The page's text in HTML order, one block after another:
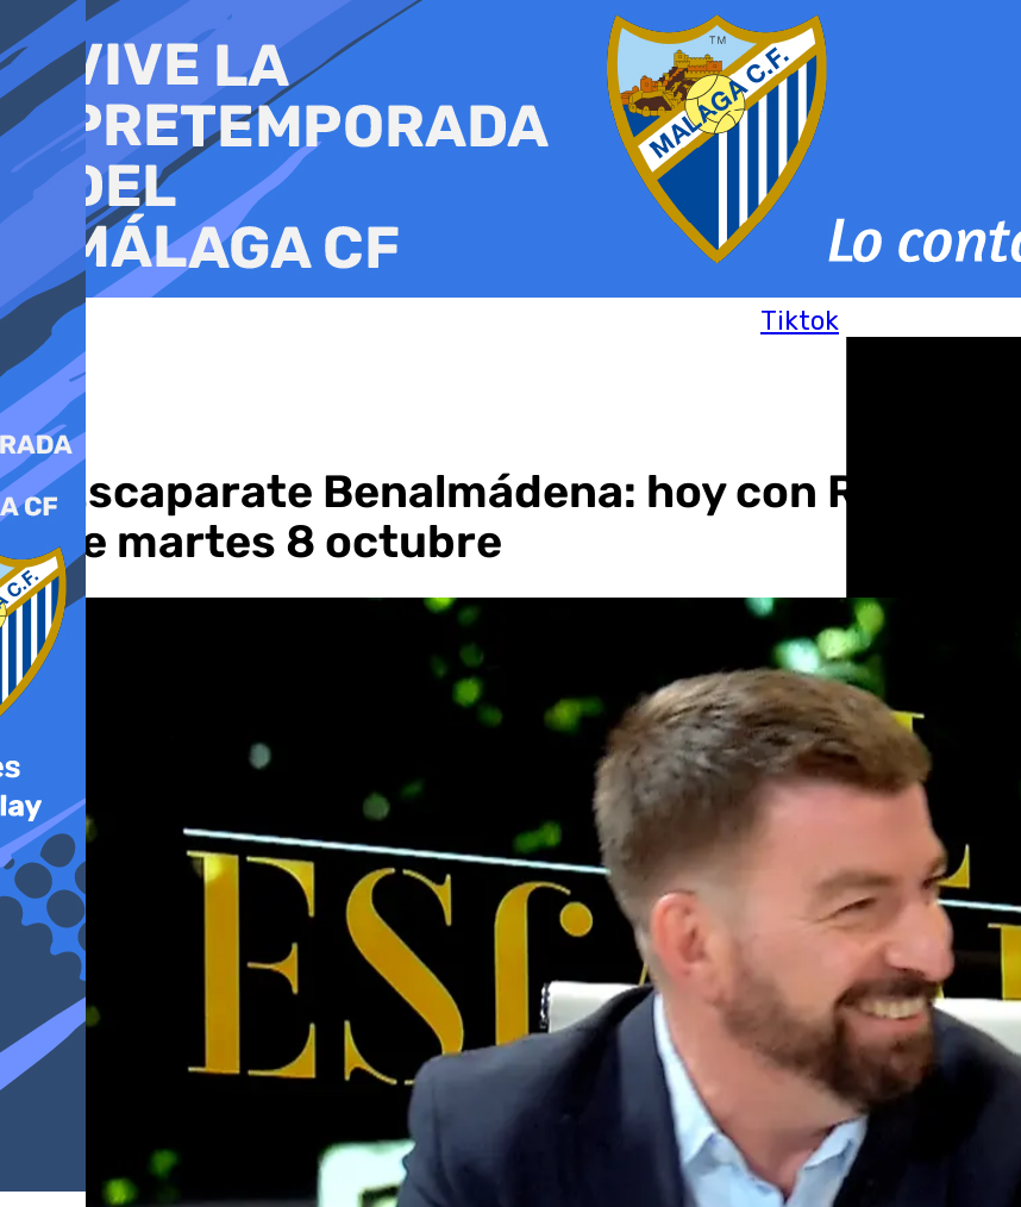
al
contenido
Tiktok
El Escaparate Benalmádena: hoy con Roberto
este martes 8 octubre